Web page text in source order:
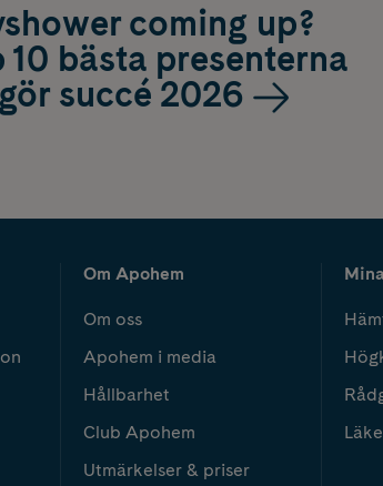
coming up?
10 bästa presenterna
succé 2026
Om Apohem
Om oss
Apohem i media
Hållbarhet
Club Apohem
Utmärkelser & priser